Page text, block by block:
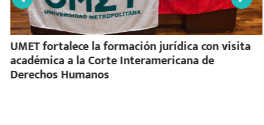
UMET fortalece la formación jurídica con visita
académica a la Corte Interamericana de
Derechos Humanos